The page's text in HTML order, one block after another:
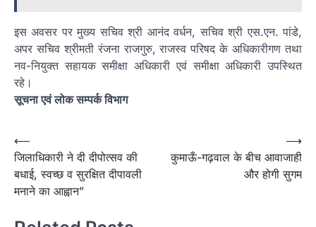
इस अवसर पर मुख्य सचिव श्री आनंद वर्धन, सचिव श्री एस.एन. पांडे,
अपर सचिव श्रीमती रंजना राजगुरु, राजस्व परिषद के अधिकारीगण तथा
नव-नियुक्त सहायक समीक्षा अधिकारी एवं समीक्षा अधिकारी उपस्थित
रहे।
सूचना एवं लोक सम्पर्क विभाग
Post
navigation
⟵
जिलाधिकारी ने दी दीपोत्सव की
बधाई, स्वच्छ व सुरक्षित दीपावली
मनाने का आह्वान”
कुमाऊँ-गढ़वाल के बीच आवाजाही
और होगी सुगम
⟶